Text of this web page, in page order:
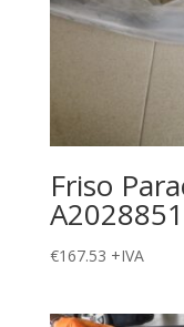
Friso
€167.53 +IVA